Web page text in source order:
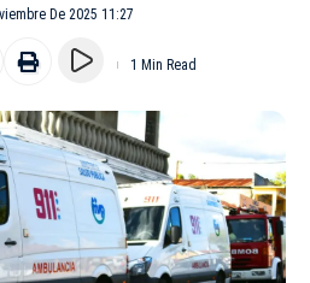
De 2025 11:27
1 Min Read